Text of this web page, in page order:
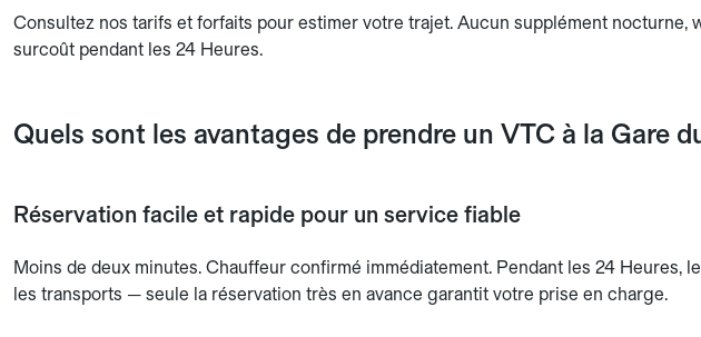
Consultez nos tarifs et forfaits pour estimer votre trajet. Aucun supplément nocturne,
surcoût pendant les 24 Heures.
Quels sont les avantages de prendre un VTC à la Gare
Réservation facile et rapide pour un service fiable
Moins de deux minutes. Chauffeur confirmé immédiatement. Pendant les 24 Heures,
les transports — seule la réservation très en avance garantit votre prise en charge.